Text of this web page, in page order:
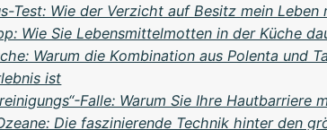
Test: Wie der Verzicht auf Besitz mein
Wie Sie Lebensmittelmotten in der Küche
Warum die Kombination aus Polenta und
ist
Falle: Warum Sie Ihre Hautbarriere
Die faszinierende Technik hinter den